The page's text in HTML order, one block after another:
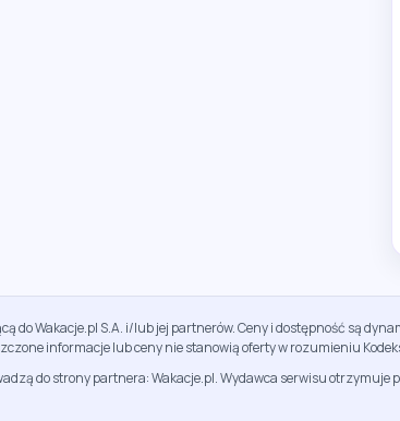
do Wakacje.pl S.A. i/lub jej partnerów. Ceny i dostępność są
informacje lub ceny nie stanowią oferty w rozumieniu
do strony partnera: Wakacje.pl. Wydawca serwisu